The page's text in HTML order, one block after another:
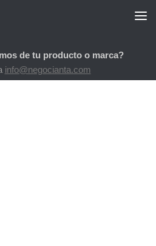
de tu producto o marca?
info@negocianta.com